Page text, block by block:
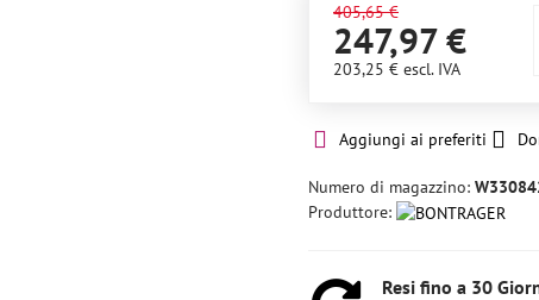
405,65 €
247,97 €
203,25 € escl. IVA
Aggiungi ai preferiti
Numero di magazzino:
Produttore:
Resi fino a 30